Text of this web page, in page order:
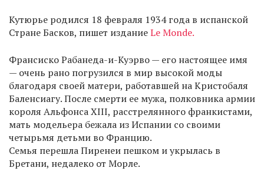
Кутюрье родился 18 февраля 1934 года в испанской
Стране Басков, пишет изданиеLe Monde.
Франсиско Рабанеда-и-Куэрво — его настоящее имя
— очень рано погрузился в мир высокой моды
благодаря своей матери, работавшей на Кристобаля
Баленсиагу. После смерти ее мужа, полковника армии
короля Альфонса XIII, расстрелянного франкистами,
мать модельера бежала из Испании со своими
четырьмя детьми во Францию.
Семья перешла Пиренеи пешком и укрылась в
Бретани, недалеко от Морле.